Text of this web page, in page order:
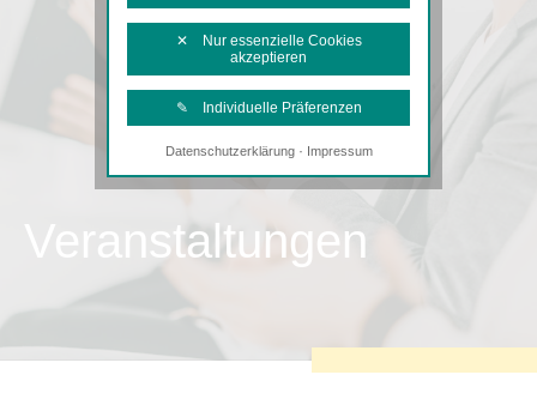
Veranstaltungen
✕ Nur essenzielle Cookies
akzeptieren
✎ Individuelle Präferenzen
Notwendige Cookies
Diese Cookies sind erforderlich, um die
Tracking- und Targeting-Cookies
Angebotes einschließlich der
Datenschutzerklärung· Impressum